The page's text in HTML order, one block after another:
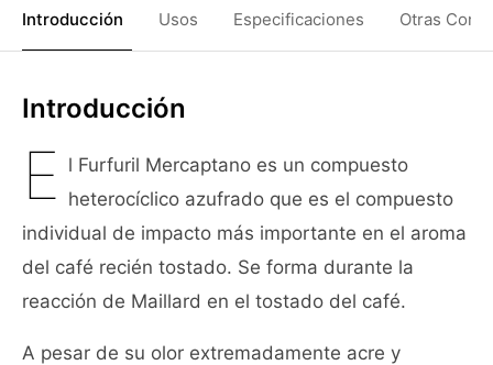
Introducción Usos Especificaciones Otras
Introducción
E l Furfuril Mercaptano es un compuesto
heterocíclico azufrado que es el compuesto
individual de impacto más importante en el aroma
del café recién tostado. Se forma durante la
reacción de Maillard en el tostado del café.
A pesar de su olor extremadamente acre y